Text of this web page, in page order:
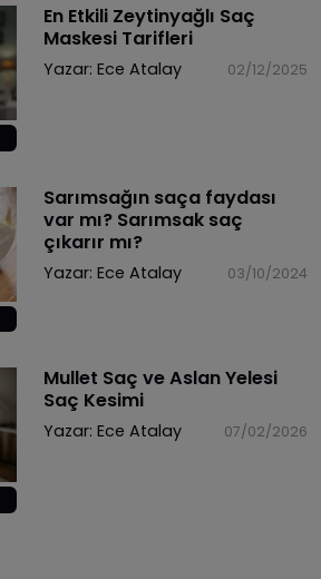
En Etkili Zeytinyağlı Saç
Maskesi Tarifleri
Yazar: Ece Atalay 02/12/2025
Sarımsağın saça faydası
var mı? Sarımsak saç
çıkarır mı?
Yazar: Ece Atalay 03/10/2024
Mullet Saç ve Aslan Yelesi
Saç Kesimi
Yazar: Ece Atalay 07/02/2026